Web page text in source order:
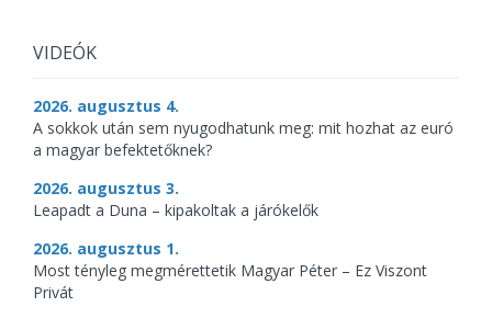
VIDEÓK
2026. augusztus 4.
A sokkok után sem nyugodhatunk meg: mit hozhat az euró
a magyar befektetőknek?
2026. augusztus 3.
Leapadt a Duna – kipakoltak a járókelők
2026. augusztus 1.
Most tényleg megmérettetik Magyar Péter – Ez Viszont
Privát